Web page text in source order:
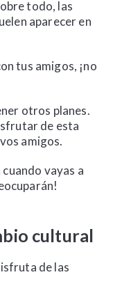
todo, las
aparecer en
tus amigos, ¡no
otros planes.
de esta
amigos.
vayas a
cultural
de las